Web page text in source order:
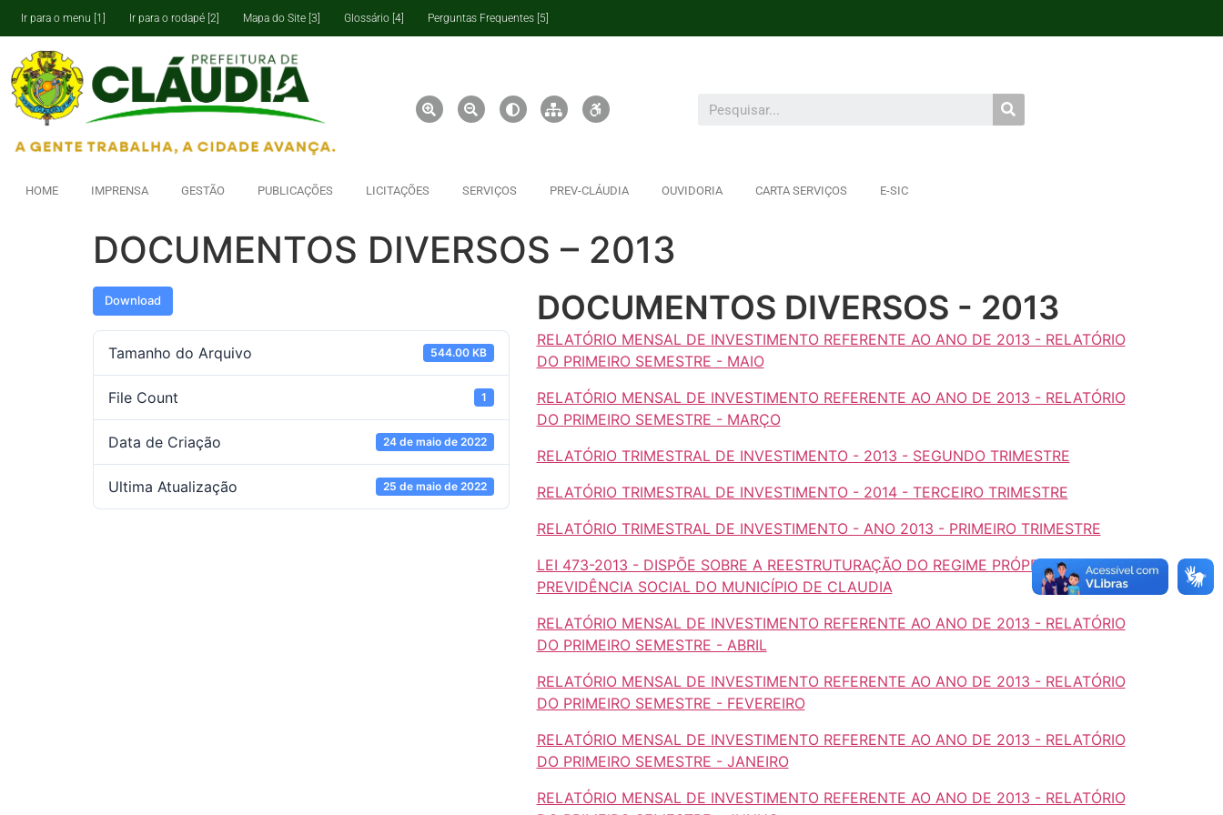
Ir para o menu [1] Ir para o rodapé [2] Mapa do Site [3] Glossário [4] Perguntas Frequentes [5]
HOME IMPRENSA GESTÃO PUBLICAÇÕES LICITAÇÕES SERVIÇOS PREV-CLÁUDIA OUVIDORIA CARTA SERVIÇOS E-SIC
DOCUMENTOS DIVERSOS – 2013
Download
Tamanho do Arquivo 544.00 KB
File Count 1
Data de Criação 24 de maio de 2022
Ultima Atualização 25 de maio de 2022
DOCUMENTOS DIVERSOS - 2013
RELATÓRIO MENSAL DE INVESTIMENTO REFERENTE AO ANO DE 2013 - RELATÓRIO
DO PRIMEIRO SEMESTRE - MAIO
RELATÓRIO MENSAL DE INVESTIMENTO REFERENTE AO ANO DE 2013 - RELATÓRIO
DO PRIMEIRO SEMESTRE - MARÇO
RELATÓRIO TRIMESTRAL DE INVESTIMENTO - 2013 - SEGUNDO TRIMESTRE
RELATÓRIO TRIMESTRAL DE INVESTIMENTO - 2014 - TERCEIRO TRIMESTRE
RELATÓRIO TRIMESTRAL DE INVESTIMENTO - ANO 2013 - PRIMEIRO TRIMESTRE
LEI 473-2013 - DISPÕE SOBRE A REESTRUTURAÇÃO DO REGIME PRÓPRIO DE
PREVIDÊNCIA SOCIAL DO MUNICÍPIO DE CLAUDIA
RELATÓRIO MENSAL DE INVESTIMENTO REFERENTE AO ANO DE 2013 - RELATÓRIO
DO PRIMEIRO SEMESTRE - ABRIL
RELATÓRIO MENSAL DE INVESTIMENTO REFERENTE AO ANO DE 2013 - RELATÓRIO
DO PRIMEIRO SEMESTRE - FEVEREIRO
RELATÓRIO MENSAL DE INVESTIMENTO REFERENTE AO ANO DE 2013 - RELATÓRIO
DO PRIMEIRO SEMESTRE - JANEIRO
RELATÓRIO MENSAL DE INVESTIMENTO REFERENTE AO ANO DE 2013 - RELATÓRIO